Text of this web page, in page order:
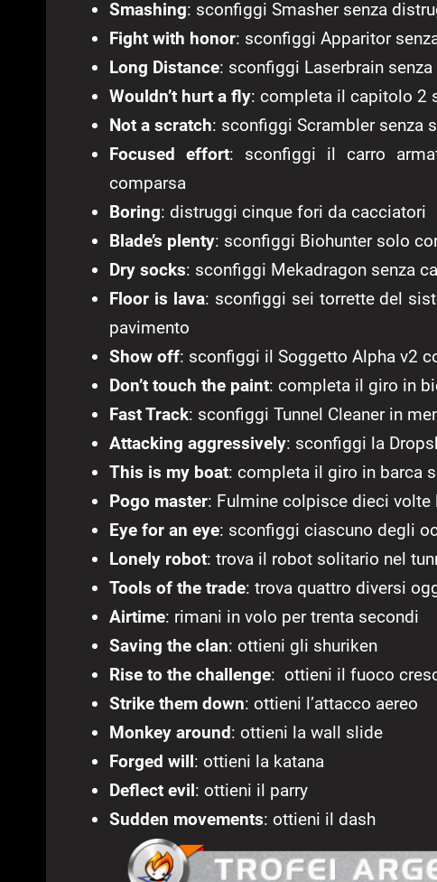
Smashing: sconfiggi Smasher senza
Fight with honor: sconfiggi Apparitor
Long Distance: sconfiggi Laserbrain
Wouldn’t hurt a fly: completa il capitolo 2
Not a scratch: sconfiggi Scrambler senza
Focused effort: sconfiggi il carro
comparsa
Boring: distruggi cinque fori da cacciatori
Blade’s plenty: sconfiggi Biohunter solo
Dry socks: sconfiggi Mekadragon senza
Floor is lava: sconfiggi sei torrette del
pavimento
Show off: sconfiggi il Soggetto Alpha v2
Don’t touch the paint: completa il giro in
Fast Track: sconfiggi Tunnel Cleaner in
Attacking aggressively: sconfiggi la
This is my boat: completa il giro in barca
Pogo master: Fulmine colpisce dieci volte
Eye for an eye: sconfiggi ciascuno degli
Lonely robot: trova il robot solitario nel
Tools of the trade: trova quattro diversi
Airtime: rimani in volo per trenta secondi
Saving the clan: ottieni gli shuriken
Rise to the challenge: ottieni il fuoco
Strike them down: ottieni l’attacco aereo
Monkey around: ottieni la wall slide
Forged will: ottieni la katana
Deflect evil: ottieni il parry
Sudden movements: ottieni il dash